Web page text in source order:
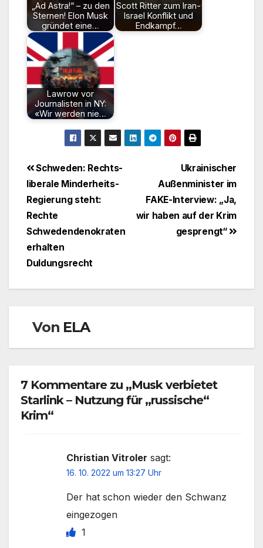
„Ad Astra!“ – zu den
Sternen! Elon Musk
gründet eine…
Scott Ritter zum Iran-
Israel Konflikt und
Endkampf…
Lawrow vor
Journalisten in NY:
«Wir werden nie…
BeitragsnavigationUkrainischer
Außenminister im
FAKE-Interview: „Ja,
wir haben auf der Krim
gesprengt“
Schweden: Rechts-
liberale Minderheits-
Regierung steht:
Rechte
Schwedendenokraten
erhalten
Duldungsrecht
Von ELA
7 Kommentare zu „Musk verbietet
Starlink – Nutzung für „russische“
Krim“
Christian Vitroler sagt:
16. 10. 2022 um 13:27 Uhr
Der hat schon wieder den Schwanz
eingezogen
1